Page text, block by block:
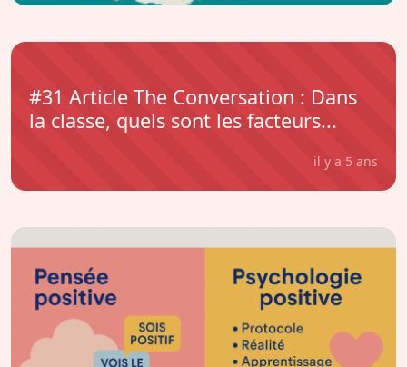
#31 Article The Conversation : Dans
la classe, quels sont les facteurs...
il y a 5 ans